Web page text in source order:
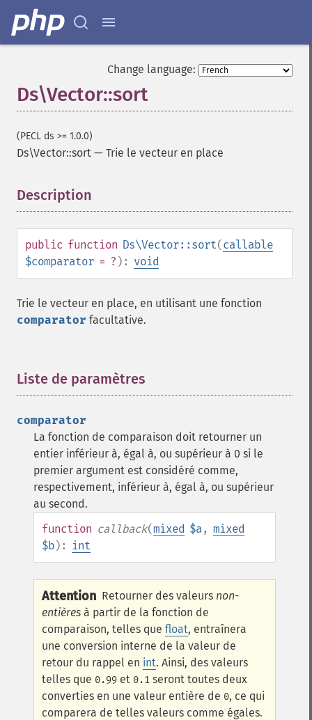
Change language:
Ds\Vector::sort
(PECL ds >= 1.0.0)
Ds\Vector::sort — Trie le vecteur en place
Description
public function Ds\Vector::sort(callable
$comparator = ? ): void
Trie le vecteur en place, en utilisant une fonction
comparator facultative.
Liste de paramètres
comparator
La fonction de comparaison doit retourner un
entier inférieur à, égal à, ou supérieur à 0 si le
premier argument est considéré comme,
respectivement, inférieur à, égal à, ou supérieur
au second.
function callback(mixed $a, mixed
$b): int
Attention Retourner des valeurs non-
entières à partir de la fonction de
comparaison, telles que float, entraînera
une conversion interne de la valeur de
retour du rappel en int. Ainsi, des valeurs
telles que 0.99 et 0.1 seront toutes deux
converties en une valeur entière de 0, ce qui
comparera de telles valeurs comme égales.